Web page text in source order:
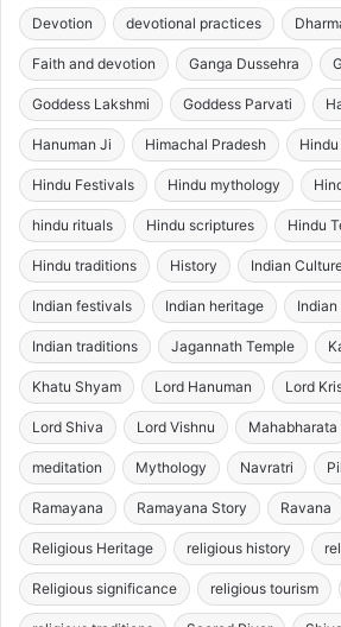
Devotion devotional practices
Faith and devotion Ganga Dussehra
Goddess Lakshmi Goddess Parvati
Hanuman Ji Himachal Pradesh
Hindu Festivals Hindu mythology
hindu rituals Hindu scriptures Hindu
Hindu traditions History Indian
Indian festivals Indian heritage
Indian traditions Jagannath Temple
Khatu Shyam Lord Hanuman Lord
Lord Shiva Lord Vishnu Mahabharata
meditation Mythology Navratri
Ramayana Ramayana Story Ravana
Religious Heritage religious history
Religious significance religious tourism